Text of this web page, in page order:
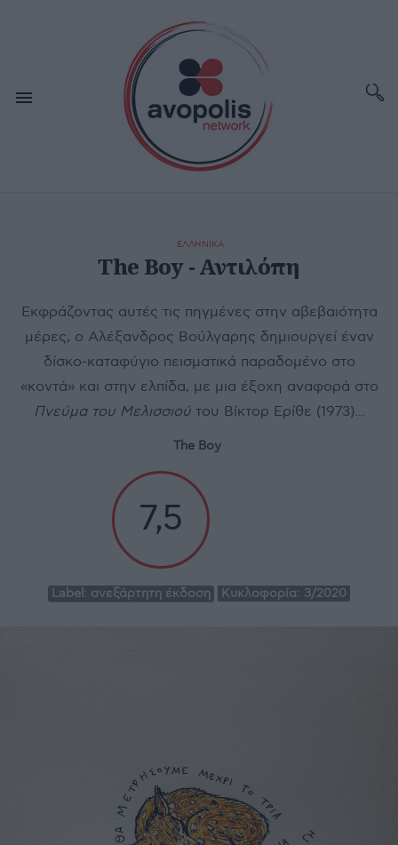
ΕΛΛΗΝΙΚΑ
The Boy - Αντιλόπη
Εκφράζοντας αυτές τις πηγμένες στην αβεβαιότητα
μέρες, ο Αλέξανδρος Βούλγαρης δημιουργεί έναν
δίσκο-καταφύγιο πεισματικά παραδομένο στο
«κοντά» και στην ελπίδα, με μια έξοχη αναφορά στο
Πνεύμα του Μελισσιούτου Βίκτορ Ερίθε (1973)...
The Boy
7,5
Label: ανεξάρτητη έκδοση Κυκλοφορία: 3/2020